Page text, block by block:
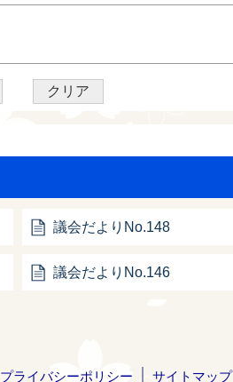
議会だよりNo.148
議会だよりNo.146
プライバシーポリシー サイトマップ